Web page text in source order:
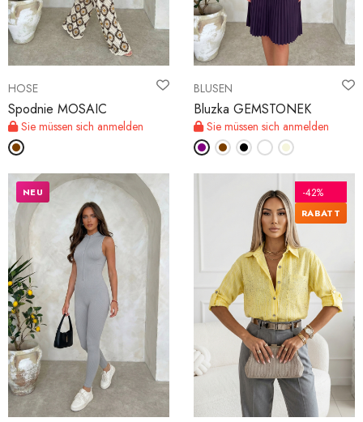
HOSE
Spodnie MOSAIC
Sie müssen sich anmelden
BLUSEN
Bluzka GEMSTONEK
Sie müssen sich anmelden
NEU -42%
RABATT